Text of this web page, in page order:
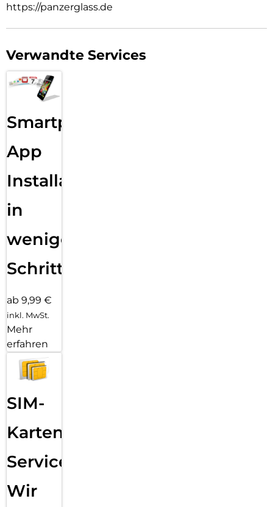
https://panzerglass.de
Verwandte Services
Smartphone
App
Installation
in
wenigen
Schritten
ab 9,99 €
inkl. MwSt.
Mehr
erfahren
SIM-
Karten
Service:
Wir